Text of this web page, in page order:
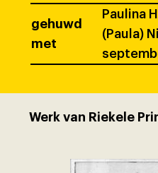
gehuwd
met
Paulina
(Paula)
Werk van Riekele